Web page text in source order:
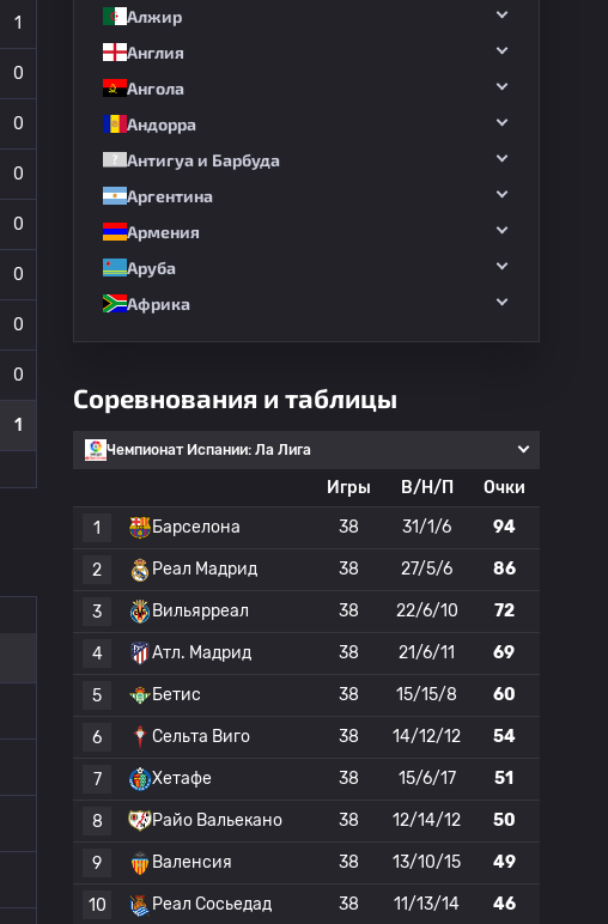
1
0
0
0
0
0
0
0
1
Алжир
Англия
Ангола
Андорра
Антигуа и Барбуда
Аргентина
Армения
Аруба
Африка
Соревнования и таблицы
Чемпионат Испании: Ла Лига
Игры В/Н/П
Очки
1
Барселона 38 31/1/6 94
2 Реал Мадрид 38 27/5/6 86
3 Вильярреал 38 22/6/10 72
4 Атл. Мадрид 38 21/6/11 69
5 Бетис 38 15/15/8 60
6 Сельта Виго 38 14/12/12 54
7 Хетафе 38 15/6/17 51
8 Райо Вальекано 38 12/14/12 50
9 Валенсия 38 13/10/15 49
10 Реал Сосьедад 38 11/13/14 46